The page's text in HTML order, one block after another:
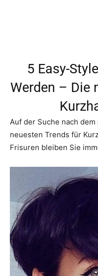
5 Easy-
Werden – Die
Auf der Suche nach
neuesten Trends für
Frisuren bleiben Sie